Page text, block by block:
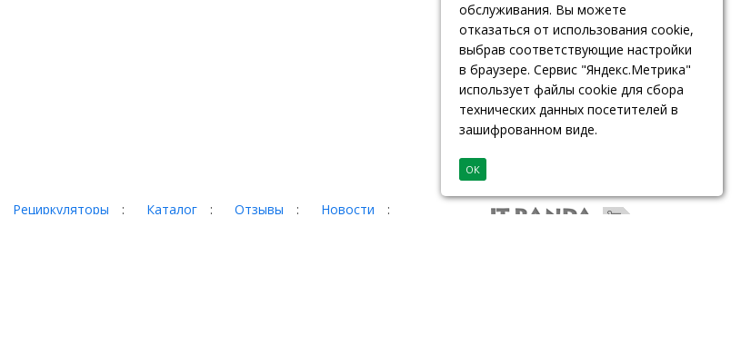
обслуживания. Вы можете
отказаться от использования cookie,
выбрав соответствующие настройки
в браузере. Сервис "Яндекс.Метрика"
использует файлы cookie для сбора
технических данных посетителей в
зашифрованном виде.
ОК